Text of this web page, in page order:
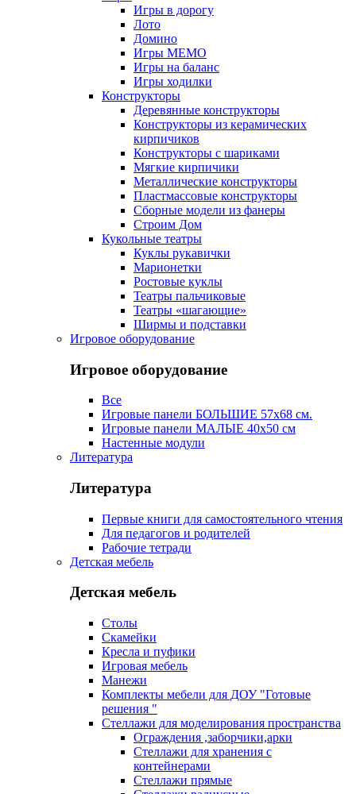
Игры в дорогу
Лото
Домино
Игры МЕМО
Игры на баланс
Игры ходилки
Конструкторы
Деревянные конструкторы
Конструкторы из керамических
кирпичиков
Конструкторы с шариками
Мягкие кирпичики
Металлические конструкторы
Пластмассовые конструкторы
Сборные модели из фанеры
Строим Дом
Кукольные театры
Куклы рукавички
Марионетки
Ростовые куклы
Театры пальчиковые
Театры «шагающие»
Ширмы и подставки
Игровое оборудование
Игровое оборудование
Все
Игровые панели БОЛЬШИЕ 57х68 см.
Игровые панели МАЛЫЕ 40х50 см
Настенные модули
Литература
Литература
Первые книги для самостоятельного чтения
Для педагогов и родителей
Рабочие тетради
Детская мебель
Детская мебель
Столы
Скамейки
Кресла и пуфики
Игровая мебель
Манежи
Комплекты мебели для ДОУ "Готовые
решения "
Стеллажи для моделирования пространства
Ограждения ,заборчики,арки
Стеллажи для хранения с
контейнерами
Стеллажи прямые